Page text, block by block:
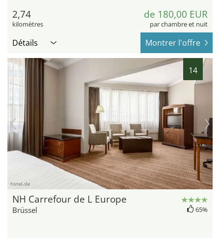
2,74
kilomètres
de 180,00 EUR
par chambre et nuit
Détails Montrer l'offre
14
hotel.de
NH Carrefour de L Europe
Brüssel 65%